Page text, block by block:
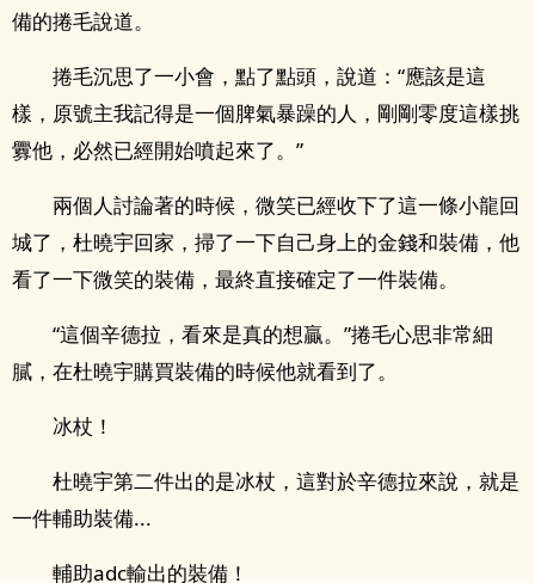
備的捲毛說道。
捲毛沉思了一小會，點了點頭，說道：“應該是這
樣，原號主我記得是一個脾氣暴躁的人，剛剛零度這樣挑
釁他，必然已經開始噴起來了。”
兩個人討論著的時候，微笑已經收下了這一條小龍回
城了，杜曉宇回家，掃了一下自己身上的金錢和裝備，他
看了一下微笑的裝備，最終直接確定了一件裝備。
“這個辛德拉，看來是真的想贏。”捲毛心思非常細
膩，在杜曉宇購買裝備的時候他就看到了。
冰杖！
杜曉宇第二件出的是冰杖，這對於辛德拉來說，就是
一件輔助裝備...
輔助adc輸出的裝備！